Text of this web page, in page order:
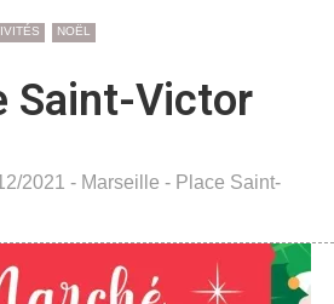
NOËL
Saint-Victor
2021 - Marseille - Place Saint-